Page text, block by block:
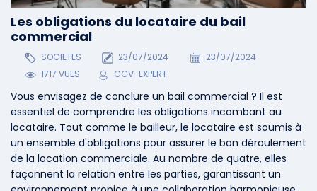
Les obligations du locataire du bail
commercial
SOCIETES 23/07/2024
23/07/2024
1717 VUES
CGV-EXPERT
Vous envisagez de conclure un bail commercial ? Il est
essentiel de comprendre les obligations incombant au
locataire. Tout comme le bailleur, le locataire est soumis à
un ensemble d'obligations pour assurer le bon déroulement
de la location commerciale. Au nombre de quatre, elles
façonnent la relation entre les parties, garantissant un